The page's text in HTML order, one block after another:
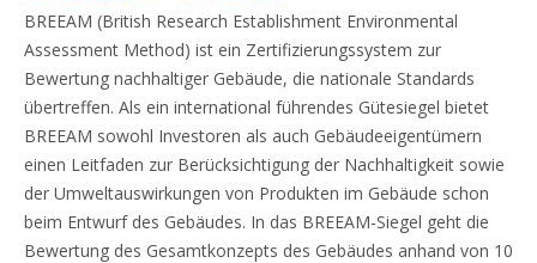
BREEAM (British Research Establishment Environmental
Assessment Method) ist ein Zertifizierungssystem zur
Bewertung nachhaltiger Gebäude, die nationale Standards
übertreffen. Als ein international führendes Gütesiegel bietet
BREEAM sowohl Investoren als auch Gebäudeeigentümern
einen Leitfaden zur Berücksichtigung der Nachhaltigkeit sowie
der Umweltauswirkungen von Produkten im Gebäude schon
beim Entwurf des Gebäudes. In das BREEAM-Siegel geht die
Bewertung des Gesamtkonzepts des Gebäudes anhand von 10